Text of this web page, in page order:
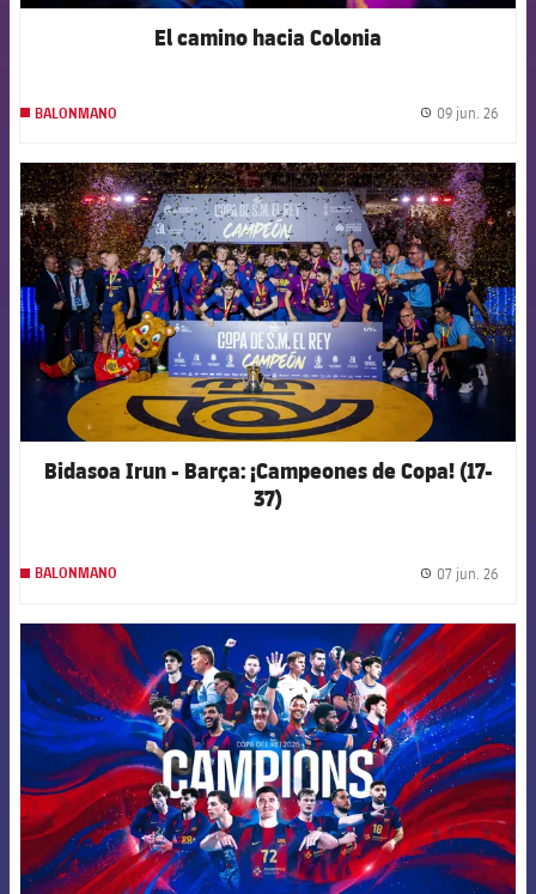
El camino hacia Colonia
BALONMANO 09 jun. 26
FCB Barcelona badge
Bidasoa Irun - Barça: ¡Campeones de Copa! (17-
37)
BALONMANO 07 jun. 26
FCB Barcelona badge